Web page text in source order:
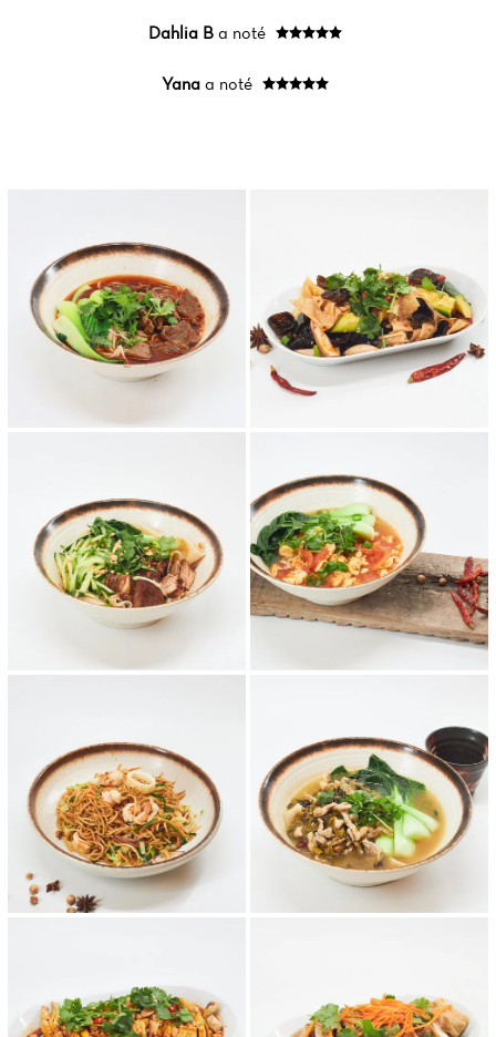
Dahlia B a noté
Yana a noté
Accueil
Actualités
Avis